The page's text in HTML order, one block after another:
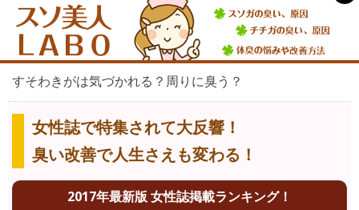
すそわきがは気づかれる？周りに臭う？
女性誌で特集されて大反響！
臭い改善で人生さえも変わる！
2017年最新版 女性誌掲載ランキング！